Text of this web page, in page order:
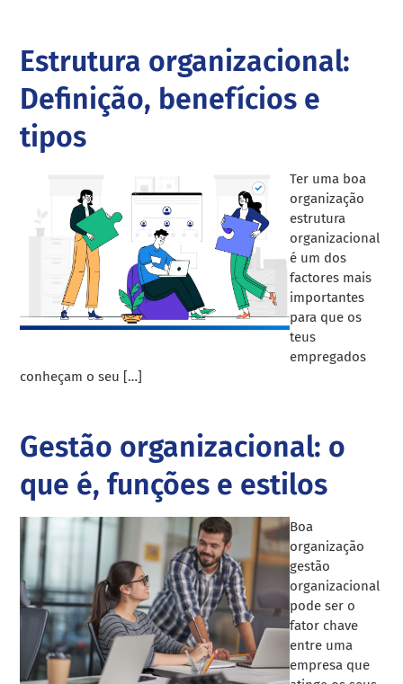
Estrutura organizacional:
Definição, benefícios e
tipos
Ter uma boa
organização
estrutura
organizacional
é um dos
factores mais
importantes
para que os
teus
empregados
conheçam o seu […]
Gestão organizacional: o
que é, funções e estilos
Boa
organização
gestão
organizacional
pode ser o
fator chave
entre uma
empresa que